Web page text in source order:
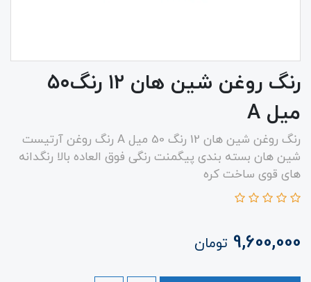
رنگ روغن شین هان ۱۲ رنگ‌۵۰
میل A
رنگ روغن شین هان 12 رنگ 50 میل A رنگ روغن آرتیست
شین هان بسته بندی پیگمنت رنگی فوق العاده بالا رنگدانه
های قوی ساخت کره
9,600,000 تومان